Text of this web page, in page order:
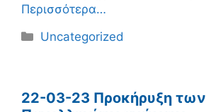
Περισσότερα…
Κατηγορίες
Uncategorized
22-03-23 Προκήρυξη των